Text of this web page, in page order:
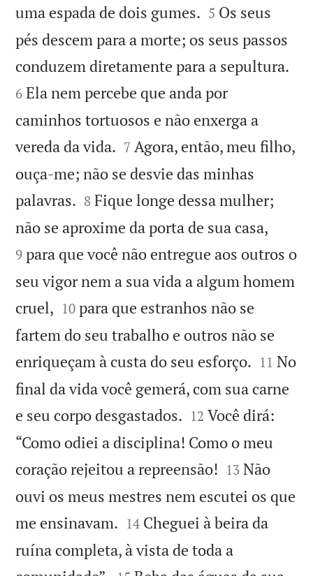
uma espada de dois gumes. 

5 Os seus
pés descem para a morte; os seus passos
conduzem diretamente para a sepultura.
6 Ela nem percebe que anda por
caminhos tortuosos e não enxerga a
vereda da vida. 

7 Agora, então, meu filho,
ouça-me; não se desvie das minhas
palavras. 

8 Fique longe dessa mulher;
não se aproxime da porta de sua casa,
9 para que você não entregue aos outros o
seu vigor nem a sua vida a algum homem
cruel, 

10 para que estranhos não se
fartem do seu trabalho e outros não se
enriqueçam à custa do seu esforço. 

11 No
final da vida você gemerá, com sua carne
e seu corpo desgastados. 

12 Você dirá:
“Como odiei a disciplina! Como o meu
coração rejeitou a repreensão! 

13 Não
ouvi os meus mestres nem escutei os que
me ensinavam. 

14 Cheguei à beira da
ruína completa, à vista de toda a